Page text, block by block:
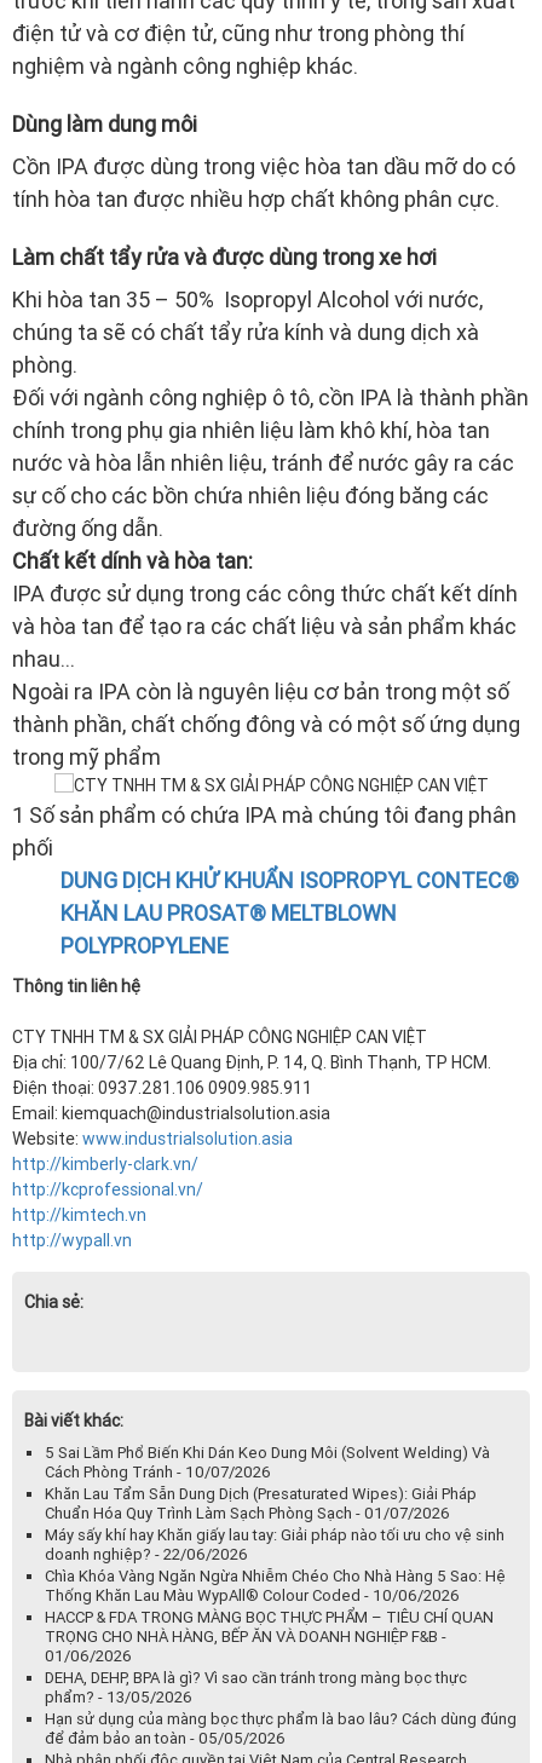
lĩnh vực như y tế, điện tử, sản xuất, làm sạch và
nhiều ngành công nghiệp khác. Một số ứng dụng
phổ biến của nó bao gồm:
Làm sạch và khử trùng:
IPA được sử dụng để làm sạch bề mặt và khử trùng
trước khi tiến hành các quy trình y tế, trong sản xuất
nghiệm và ngành công nghiệp khác.
Dùng làm dung môi
Cồn IPA được dùng trong việc hòa tan dầu mỡ do có
tính hòa tan được nhiều hợp chất không phân cực.
Làm chất tẩy rửa và được dùng trong xe hơi
Khi hòa tan 35 – 50% Isopropyl Alcohol với nước,
chúng ta sẽ có chất tẩy rửa kính và dung dịch xà
phòng.
Đối với ngành công nghiệp ô tô, cồn IPA là thành phần
chính trong phụ gia nhiên liệu làm khô khí, hòa tan
nước và hòa lẫn nhiên liệu, tránh để nước gây ra các
sự cố cho các bồn chứa nhiên liệu đóng băng các
đường ống dẫn.
Chất kết dính và hòa tan:
IPA được sử dụng trong các công thức chất kết dính
và hòa tan để tạo ra các chất liệu và sản phẩm khác
nhau...
Ngoài ra IPA còn là nguyên liệu cơ bản trong một số
thành phần, chất chống đông và có một số ứng dụng
trong mỹ phẩm
phối
DUNG DỊCH KHỬ KHUẨN ISOPROPYL CONTEC®
KHĂN LAU PROSAT® MELTBLOWN
POLYPROPYLENE
Thông tin liên hệ
CTY TNHH TM & SX GIẢI PHÁP CÔNG NGHIỆP CAN VIỆT
Địa chỉ: 100/7/62 Lê Quang Định, P. 14, Q. Bình Thạnh, TP HCM.
Email: kiemquach@industrialsolution.asia
http://kimtech.vn
http://wypall.vn
Chia sẻ:
Bài viết khác:
5 Sai Lầm Phổ Biến Khi Dán Keo Dung Môi (Solvent Welding) Và
Cách Phòng Tránh - 10/07/2026
Khăn Lau Tẩm Sẵn Dung Dịch (Presaturated Wipes): Giải Pháp
Chuẩn Hóa Quy Trình Làm Sạch Phòng Sạch - 01/07/2026
Máy sấy khí hay Khăn giấy lau tay: Giải pháp nào tối ưu cho vệ sinh
doanh nghiệp? - 22/06/2026